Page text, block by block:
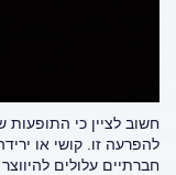
חשוב לציין כי התופעות
להפרעה זו. קושי או
חברתיים עלולים